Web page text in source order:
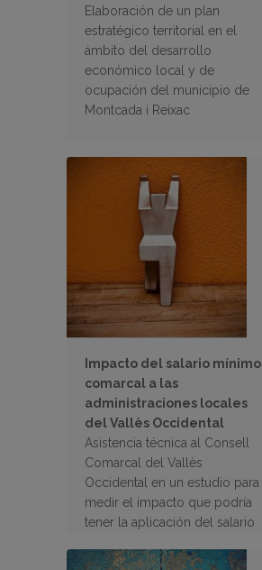
Elaboración de un plan
estratégico territorial en el
ámbito del desarrollo
económico local y de
ocupación del municipio de
Montcada i Reixac
Impacto del salario mínimo
comarcal a las
administraciones locales
del Vallès Occidental
Asistencia técnica al Consell
Comarcal del Vallès
Occidental en un estudio para
medir el impacto que podría
tener la aplicación del salario
administraciones locales de la